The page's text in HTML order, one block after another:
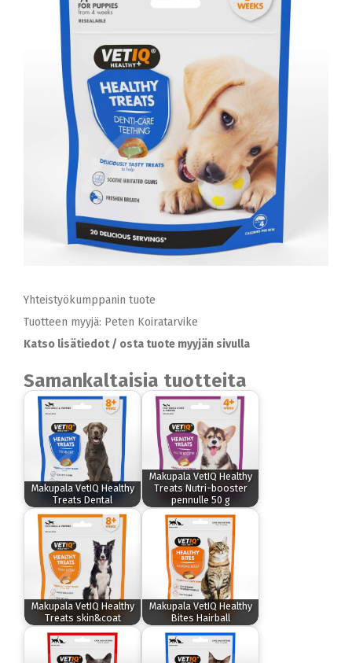
Yhteistyökumppanin tuote
Tuotteen myyjä: Peten Koiratarvike
Katso lisätiedot / osta tuote myyjän sivulla
Samankaltaisia tuotteita
Makupala VetIQ Healthy
Treats Dental
Makupala VetIQ Healthy
Treats Nutri-booster
pennulle 50 g
Makupala VetIQ Healthy
Treats skin&coat
Makupala VetIQ Healthy
Bites Hairball